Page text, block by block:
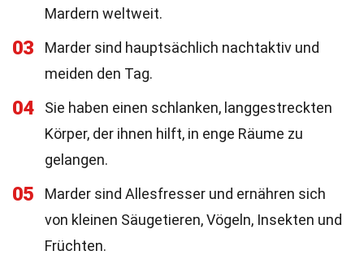
Mardern weltweit.
03
Marder sind hauptsächlich nachtaktiv und
meiden den Tag.
04
Sie haben einen schlanken, langgestreckten
Körper, der ihnen hilft, in enge Räume zu
gelangen.
05
Marder sind Allesfresser und ernähren sich
von kleinen Säugetieren, Vögeln, Insekten und
Früchten.